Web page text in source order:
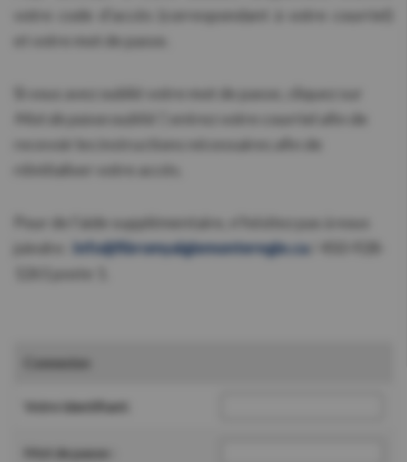
votre code d’accès (correspondant à votre courriel)
et votre mot de passe.
Si vous avez oublié votre mot de passe, cliquez sur
entrez votre courriel afin de
recevoir les instructions nécessaires afin de
réinitialiser votre accès.
Pour de l’aide supplémentaire, n’hésitez pas à nous
info@fibromyalgiemonteregie.ca/ 450-928-
Connexion
Votre identifiant:
Mot de passe :